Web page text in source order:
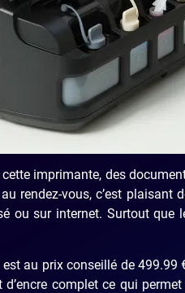
imprimante, des
rendez-vous, c’est plaisant
ou sur internet. Surtout que
au prix conseillé de 499.99
complet ce qui